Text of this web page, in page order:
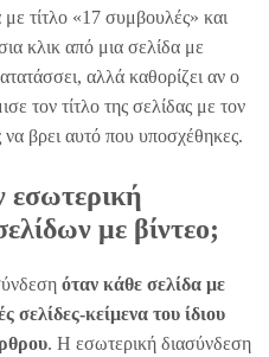
τίτλο «17 συμβουλές» και
κλικ από μια σελίδα με
αλλά καθορίζει αν ο
τον τίτλο της σελίδας με τον
να βρει αυτό που υποσχέθηκες.
εσωτερική
με βίντεο;
όταν κάθε σελίδα με
σελίδες-κείμενα του ίδιου
. Η εσωτερική διασύνδεση